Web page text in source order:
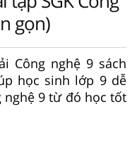
gọn)
Công nghệ 9 sách
học sinh lớp 9 dễ
nghệ 9 từ đó học tốt